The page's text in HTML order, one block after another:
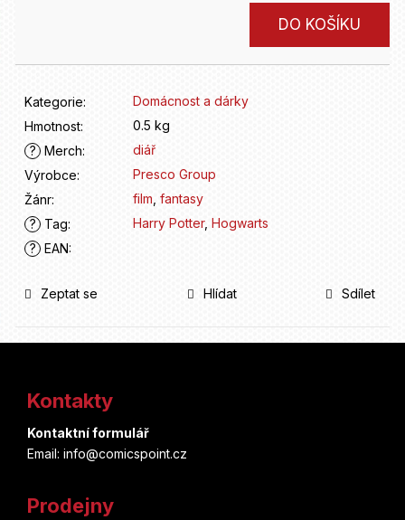
DO KOŠÍKU
Kategorie:
Domácnost a dárky
Hmotnost:
0.5 kg
? Merch:
diář
Výrobce:
Presco Group
Žánr: film, fantasy
?
Tag: Harry Potter, Hogwarts
? EAN:
Zeptat se Hlídat Sdílet
e
Kontakty
Kontaktní formulář
Email: info@comicspoint.cz
Prodejny